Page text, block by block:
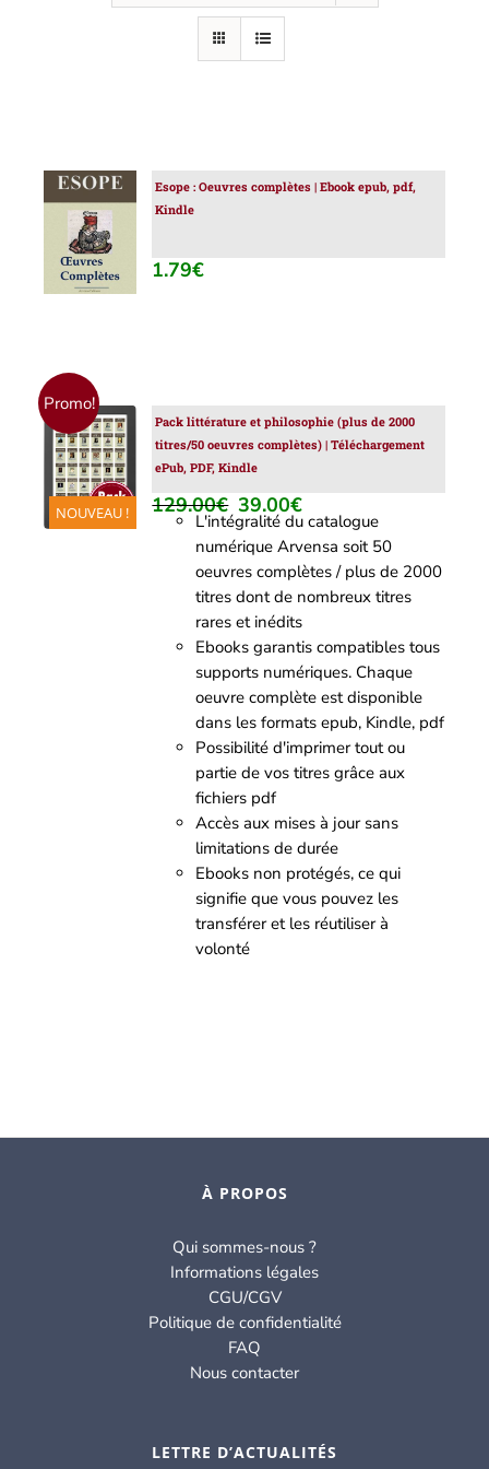
AJOUTER
AU
PANIER
/
DÉTAILS
Esope : Oeuvres complètes | Ebook epub, pdf,
Kindle
1.79€
Promo!
NOUVEAU !
AJOUTER
AU
PANIER
/
DÉTAILS
Pack littérature et philosophie (plus de 2000
titres/50 oeuvres complètes) | Téléchargement
ePub, PDF, Kindle
129.00€ Le
prix
initial
était :
129.00€.
39.00€Le
prix
actuel
est :
39.00€.
L'intégralité du catalogue
numérique Arvensa soit 50
oeuvres complètes / plus de 2000
titres dont de nombreux titres
rares et inédits
Ebooks garantis compatibles tous
supports numériques. Chaque
oeuvre complète est disponible
dans les formats epub, Kindle, pdf
Possibilité d'imprimer tout ou
partie de vos titres grâce aux
fichiers pdf
Accès aux mises à jour sans
limitations de durée
Ebooks non protégés, ce qui
signifie que vous pouvez les
transférer et les réutiliser à
volonté
À PROPOS
Qui sommes-nous ?
Informations légales
CGU/CGV
Politique de confidentialité
FAQ
Nous contacter
LETTRE D’ACTUALITÉS